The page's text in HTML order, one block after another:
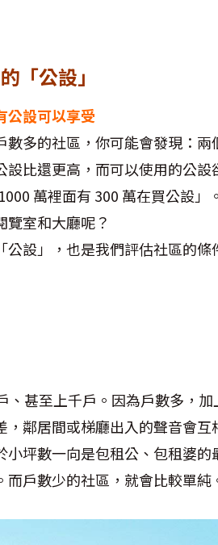
「公設」
公設可以享受
多的社區，你可能會發現：
比還更高，而可以使用的公設
萬裡面有 300 萬在買公設」
覽室和大廳呢？
設」，也是我們評估社區的條
、甚至上千戶。因為戶數多，
鄰居間或梯廳出入的聲音會互
坪數一向是包租公、包租婆
戶數少的社區，就會比較單純